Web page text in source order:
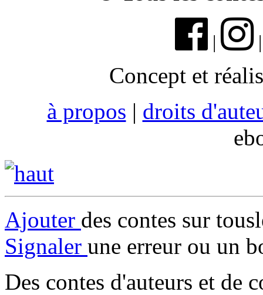
|
Concept et
à propos | droits
Ajouter des contes sur
Signaler une erreur ou un
Des contes d'auteurs et de